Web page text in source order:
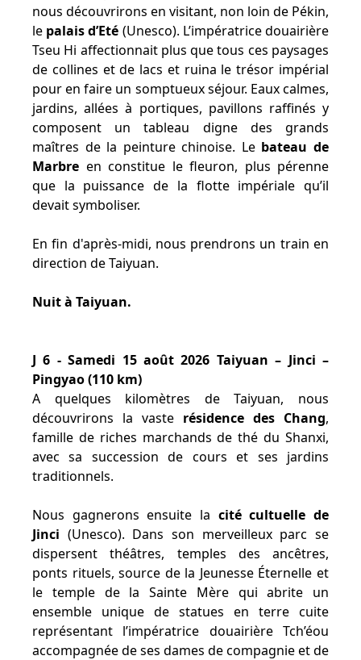
nous découvrirons en visitant, non loin de Pékin,
le palais d’Eté (Unesco). L’impératrice douairière
Tseu Hi affectionnait plus que tous ces paysages
de collines et de lacs et ruina le trésor impérial
pour en faire un somptueux séjour. Eaux calmes,
jardins, allées à portiques, pavillons raffinés y
composent un tableau digne des grands
maîtres de la peinture chinoise. Le bateau de
Marbre en constitue le fleuron, plus pérenne
que la puissance de la flotte impériale qu’il
devait symboliser.
En fin d'après-midi, nous prendrons un train en
direction de Taiyuan.
Nuit à Taiyuan.
J 6 - Samedi 15 août 2026 Taiyuan – Jinci –
Pingyao (110 km)
A quelques kilomètres de Taiyuan, nous
découvrirons la vaste résidence des Chang,
famille de riches marchands de thé du Shanxi,
avec sa succession de cours et ses jardins
traditionnels.
Nous gagnerons ensuite la cité cultuelle de
Jinci (Unesco). Dans son merveilleux parc se
dispersent théâtres, temples des ancêtres,
ponts rituels, source de la Jeunesse Éternelle et
le temple de la Sainte Mère qui abrite un
ensemble unique de statues en terre cuite
représentant l’impératrice douairière Tch’éou
accompagnée de ses dames de compagnie et de